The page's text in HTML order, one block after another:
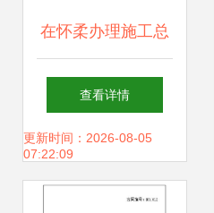
在怀柔办理施工总
承包劳务分包流程
的实操指南
查看详情
更新时间：2026-08-05
07:22:09